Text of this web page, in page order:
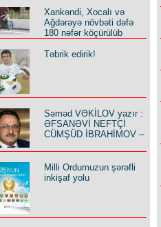
Xankəndi, Xocalı və
Ağdərəyə növbəti dəfə
180 nəfər köçürülüb
Təbrik edirik!
Səməd VƏKİLOV yazır :
ƏFSANƏVİ NEFTÇİ
CÜMŞÜD İBRAHİMOV –
Milli Ordumuzun şərəfli
inkişaf yolu